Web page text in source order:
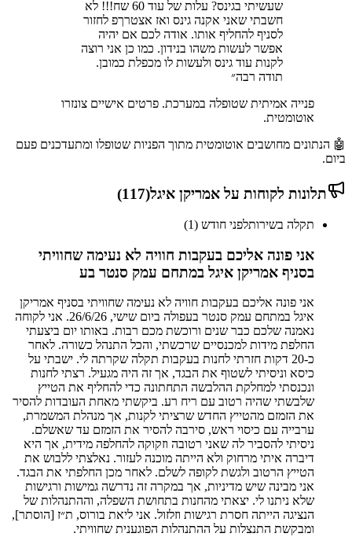
שעשיתי בגינס? עלות של עוד 60 שח!!! לא
חשבתי שאני אקנה גינס ואז אצטרךפ לחזור
לסניף להחליף אותו. אודה לכם אם יהיה
אפשר לעשות משהו בנידון. כמו כן אני רוצה
לקנות עוד גינס ולעשות לו מכפלת כמובן.
תודה רבה״
פנייה אמיתית שטופלה במערכת. פרטים אישיים צונזרו
אוטומטית.
🤖 הנתונים מחושבים אוטומטית מתוך הפניות שטופלו ומתעדכנים פעם
ביום.
תלונות לקוחות על אמריקן איגל(
117
)
תקלה בשירותלפני חודש (1)
אני פונה אליכם בעקבות חוויה לא נעימה שחוויתי
בסניף אמריקן איגל במתחם עמק סנטר בע
אני פונה אליכם בעקבות חוויה לא נעימה שחוויתי בסניף אמריקן
איגל במתחם עמק סנטר בעפולה ביום שישי, 26/6/26. אני לקוחה
נאמנה שלכם כבר שנים ורוכשת מכם רבות. באותו יום ביצעתי
החלפת מידות למכנסיים שרכשתי, והכל התנהל כשורה. לאחר
כ-20 דקות חזרתי לחנות בעקבות תקלה שקרתה לי. ישבתי על
כיסא וניסיתי לשטוף את הבגד, אך זה היה מגעיל. רצתי לחנות
ונכנסתי למחלקת ההלבשה התחתונה כדי להחליף את הטייץ
שלבשתי שהיה רטוב עם ריח רע. ביקשתי מאחת העובדות להסיר
את הזמזם מהטייץ החדש שרציתי לקנות, אך מנהלת המשמרת,
ערבייה עם כיסוי ראש, סירבה להסיר את הזמזם עד שאשלם.
ניסיתי להסביר לה שאני רטובה וזקוקה להחלפה מידית, אך היא
דיברה איתי מרחוק ולא הייתה מוכנה לעזור. נאלצתי ללבוש את
הטייץ הרטוב ולגשת לקופה לשלם. לאחר מכן החלפתי את הבגד.
אני מבינה שיש מדיניות, אך במקרה זה נדרשה גמישות ורגישות
שלא ניתנו לי. יצאתי מהחנות בתחושת השפלה, וההתנהלות של
הנציגה הייתה חסרת רגישות וזלזול. אני ליאת בורוס, ת״ז [הוסתר],
ומבקשת התנצלות על ההתנהלות הפוגענית שחוויתי.